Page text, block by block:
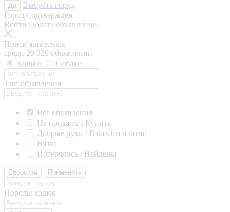
Да
Выбрать город
Город подтверждён
Войти Подать объявление
Поиск животных
среди 20 329 объявлений
Кошки
Собаки
Тип объявления
Все объявления
На продажу / Купить
Добрые руки / Взять бесплатно
Вязка
Потерялись / Найдены
Сбросить Применить
Породы кошек